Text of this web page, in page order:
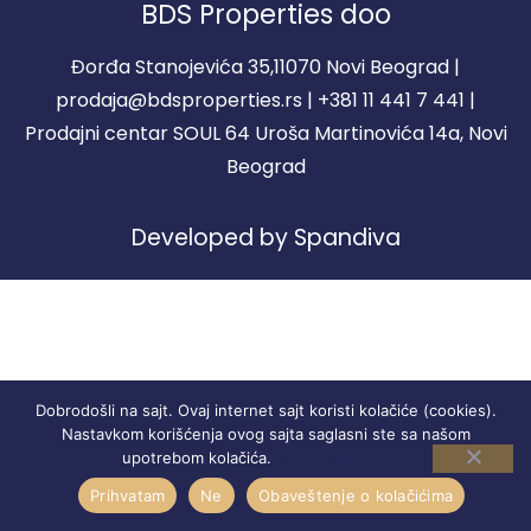
BDS Properties doo
Đorđa Stanojevića 35,11070 Novi Beograd |
prodaja@bdsproperties.rs | +381 11 441 7 441 |
Prodajni centar SOUL 64 Uroša Martinovića 14a, Novi
Beograd
Developed by Spandiva
STANOVI REGISTRACIJA
Dobrodošli na sajt. Ovaj internet sajt koristi kolačiće (cookies).
Nastavkom korišćenja ovog sajta saglasni ste sa našom
upotrebom kolačića.
Prihvatam Ne Obaveštenje o kolačićima